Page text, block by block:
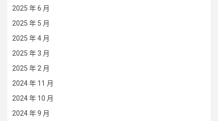
2025 年 6 月
2025 年 5 月
2025 年 4 月
2025 年 3 月
2025 年 2 月
2024 年 11 月
2024 年 10 月
2024 年 9 月